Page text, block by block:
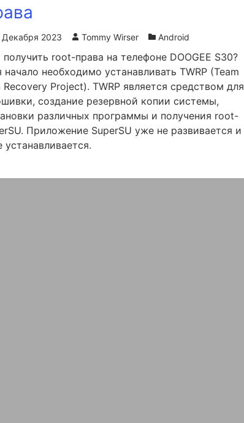
Декабря 2023 Tommy Wirser Android
получить root-права на телефоне DOOGEE S30?
начало необходимо устанавливать TWRP (Team
Recovery Project). TWRP является средством для
создание резервной копии системы,
различных программы и получения root-
Приложение SuperSU уже не развивается и